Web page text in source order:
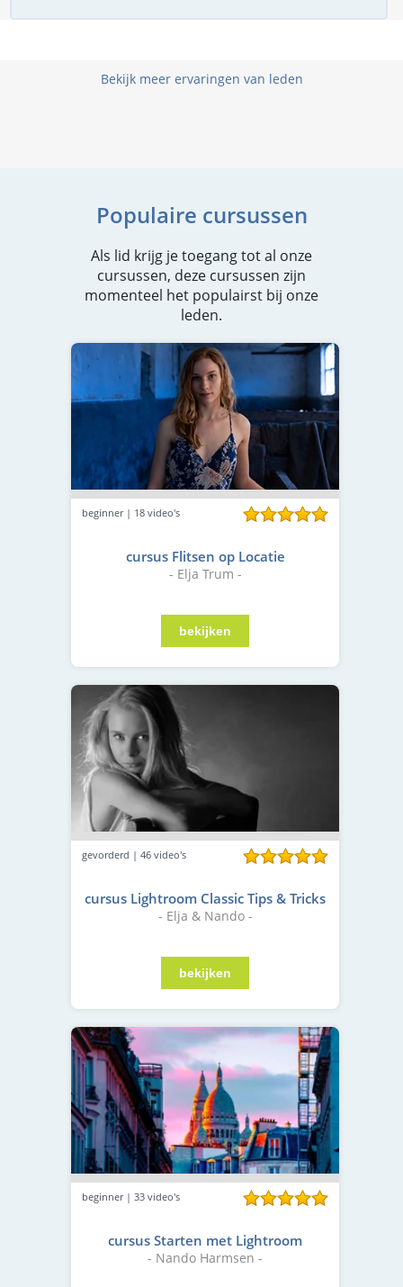
Bekijk meer ervaringen van leden
Populaire cursussen
Als lid krijg je toegang tot al onze
cursussen, deze cursussen zijn
momenteel het populairst bij onze
leden.
beginner | 18 video's
cursus Flitsen op Locatie
- Elja Trum -
gevorderd | 46 video's
cursus Lightroom Classic Tips & Tricks
- Elja & Nando -
beginner | 33 video's
cursus Starten met Lightroom
- Nando Harmsen -